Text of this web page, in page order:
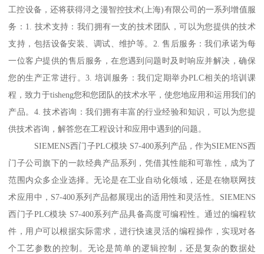
工控设备，还将获得浔之漫智控技术(上海)有限公司的一系列增值服
务：1. 技术支持：我们拥有一支的技术团队，可以为您提供的技术
支持，包括设备安装、调试、维护等。2. 售后服务：我们承诺为每
一位客户提供的售后服务，在您遇到问题时及时响应并解决，确保
您的生产正常进行。3. 培训服务：我们定期举办PLC相关的培训课
程，致力于tisheng您和您团队的技术水平，使您地应用和运用我们的
产品。4. 技术咨询：我们拥有丰富的行业经验和知识，可以为您提
供技术咨询，解答您在工程设计和应用中遇到的问题。
SIEMENS西门子PLC模块 S7-400系列产品，作为SIEMENS西
门子公司旗下的一款经典产品系列，凭借其性能和可靠性，成为了
范围内众多企业选择。无论是在工业自动化领域，还是在物联网技
术应用中，S7-400系列产品都展现出的适用性和灵活性。SIEMENS
西门子PLC模块 S7-400系列产品具备高度可编程性。通过的编程软
件，用户可以根据实际需求，进行快速灵活的编程操作，实现对各
个工艺参数的控制。无论是简单的逻辑控制，还是复杂的数据处